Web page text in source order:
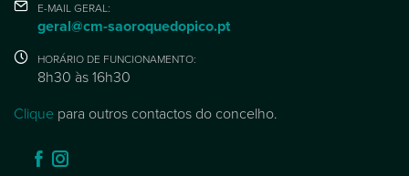
E-MAIL GERAL:
geral@cm-saoroquedopico.pt
HORÁRIO DE FUNCIONAMENTO:
8h30 às 16h30
Clique para outros contactos do concelho.